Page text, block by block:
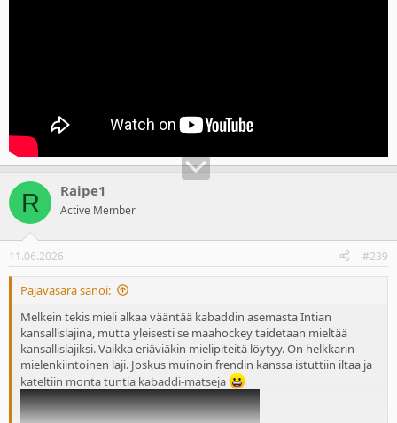
R Raipe1
Active Member
11.06.2026 #239
Pajavasara sanoi:
Melkein tekis mieli alkaa vääntää kabaddin asemasta Intian
kansallislajina, mutta yleisesti se maahockey taidetaan mieltää
kansallislajiksi. Vaikka eriäviäkin mielipiteitä löytyy. On helkkarin
mielenkiintoinen laji. Joskus muinoin frendin kanssa istuttiin iltaa ja
kateltiin monta tuntia kabaddi-matseja